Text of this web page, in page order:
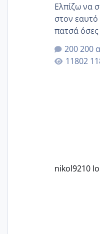
Ελπίζω να
στον
πατσά όσες
200
nikol9210